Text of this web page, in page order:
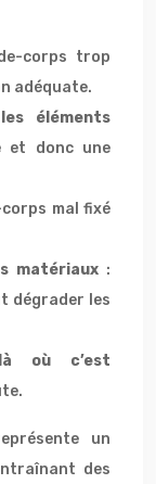
corps trop
adéquate.
éléments
et donc une
mal fixé
matériaux :
dégrader les
où c’est
un
des